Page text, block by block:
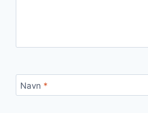
Navn *